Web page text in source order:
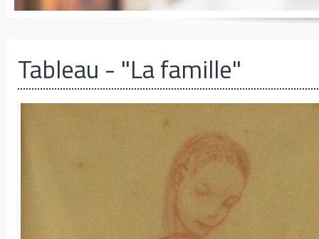
Tableau - "La famille"